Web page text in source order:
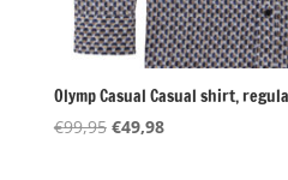
Olymp Casual Casual shirt,
€99,95 Oorspronkelijke
€49,98Huidige